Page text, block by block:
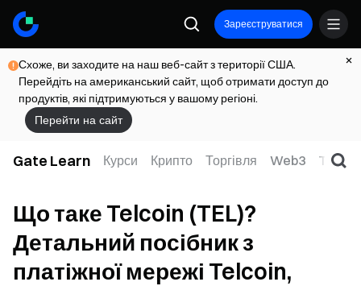
Зареєструватися
Схоже, ви заходите на наш веб-сайт з території США.
Перейдіть на американський сайт, щоб отримати доступ до
продуктів, які підтримуються у вашому регіоні.
Перейти на сайт
Gate Learn Курси Крипто Торгівля Web3 TradFi
Що таке Telcoin (TEL)?
Детальний посібник з
платіжної мережі Telcoin,